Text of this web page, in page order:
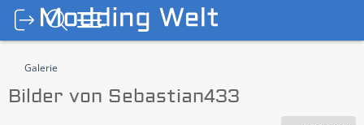
Galerie
Bilder von Sebastian433